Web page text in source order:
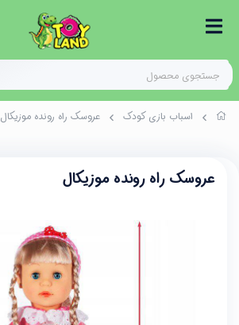
اسباب بازی کودک عروسک راه رونده موزیکال
عروسک راه رونده موزیکال